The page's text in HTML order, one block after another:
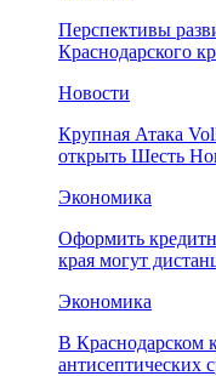
Перспективы
Краснодарского
Новости
Крупная Атака
открыть Шесть
Экономика
Оформить
края могут
Экономика
В Краснодарском
антисептических